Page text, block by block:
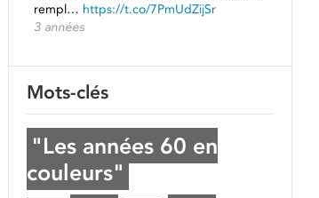
rempl… https://t.co/7PmUdZijSr
3 années
Mots-clés
"Les années 60 en
couleurs"